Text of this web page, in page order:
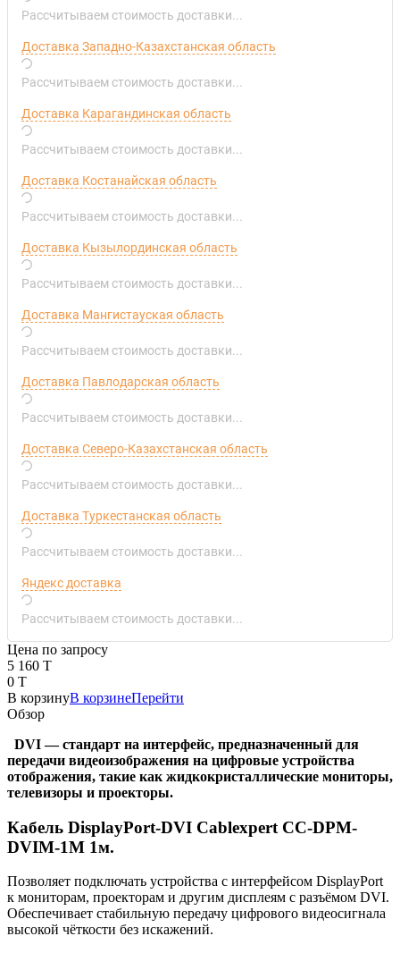
Рассчитываем стоимость доставки...
Доставка Западно-Казахстанская область
Рассчитываем стоимость доставки...
Доставка Карагандинская область
Рассчитываем стоимость доставки...
Доставка Костанайская область
Рассчитываем стоимость доставки...
Доставка Кызылординская область
Рассчитываем стоимость доставки...
Доставка Мангистауская область
Рассчитываем стоимость доставки...
Доставка Павлодарская область
Рассчитываем стоимость доставки...
Доставка Северо-Казахстанская область
Рассчитываем стоимость доставки...
Доставка Туркестанская область
Рассчитываем стоимость доставки...
Яндекс доставка
Рассчитываем стоимость доставки...
Цена по запросу
5 160 T
0 T
В корзинуВ корзинеПерейти
Обзор
DVI — стандарт на интерфейс, предназначенный для
передачи видеоизображения на цифровые устройства
отображения, такие как жидкокристаллические мониторы,
телевизоры и проекторы.
Кабель DisplayPort-DVI Cablexpert CC-DPM-
DVIM-1M 1м.
Позволяет подключать устройства с интерфейсом DisplayPort
к мониторам, проекторам и другим дисплеям с разъёмом DVI.
Обеспечивает стабильную передачу цифрового видеосигнала
высокой чёткости без искажений.